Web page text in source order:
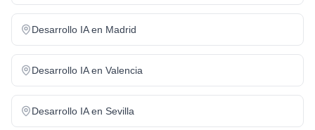
Desarrollo IAen Madrid
Desarrollo IAen Valencia
Desarrollo IAen Sevilla